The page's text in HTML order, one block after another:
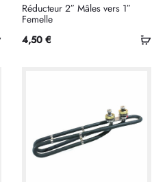
Ajouter
Réducteur 2″ Mâles vers 1″
Femelle
4,50 €